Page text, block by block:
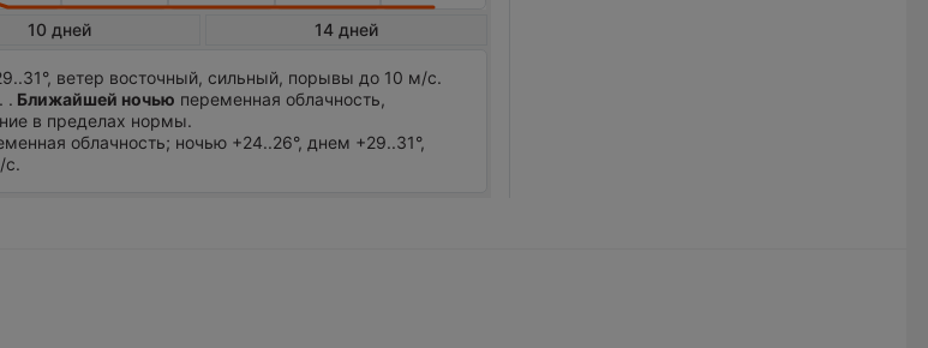
10 дней 14 дней
ветер восточный, сильный, порывы до 10 м/с.
. Ближайшей ночью переменная облачность,
в пределах нормы.
облачность; ночью +24..26°, днем +29..31°,
с.